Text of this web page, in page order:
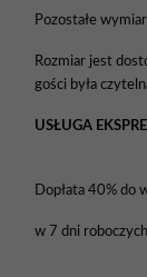
Pozostałe
Rozmiar jest
gości była
USŁUGA
Dopłata 40% do
w 7 dni